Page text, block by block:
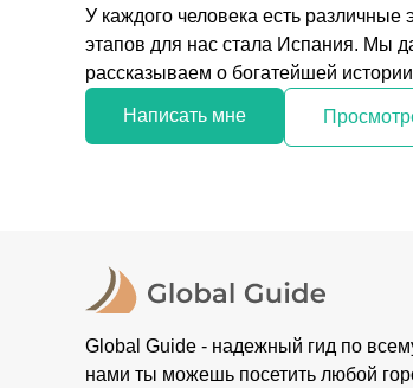
У каждого человека есть
этапов для нас стала Испания. Мы
рассказываем о богатейшей истории,
Написать мне
Global Guide - надежный гид по
нами ты можешь посетить любой